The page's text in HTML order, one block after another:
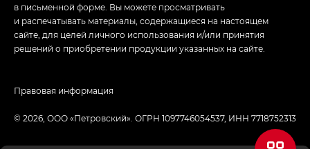
в письменной форме. Вы можете просматривать
и распечатывать материалы, содержащиеся на настоящем
сайте, для целей личного использования и/или принятия
решений о приобретении продукции указанных на сайте.
© 2026, ООО «‎Петровский»‎. ОГРН 1097746054537, ИНН 7718752313
Правовая информация